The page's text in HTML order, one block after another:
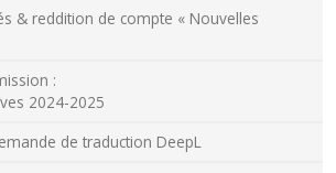
& reddition de compte « Nouvelles
:
2024-2025
de traduction DeepL